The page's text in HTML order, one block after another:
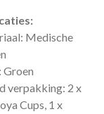
Medische
Groen
verpakking: 2 x
Cups, 1 x